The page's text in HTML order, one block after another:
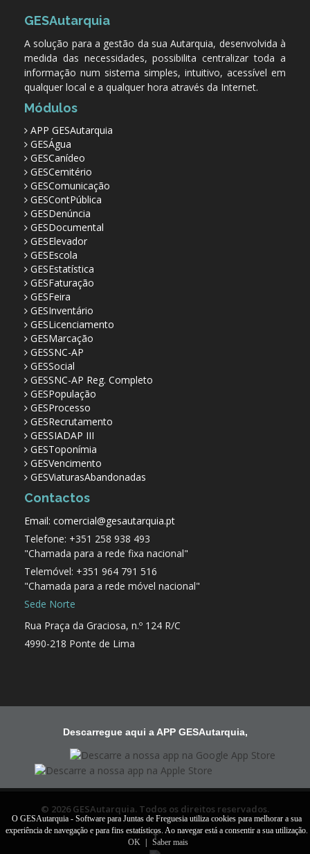
GESAutarquia
A solução para a gestão da sua Autarquia, desenvolvida à
medida das necessidades, possibilita centralizar toda a
informação num sistema simples, intuitivo, acessível em
qualquer local e a qualquer hora através da Internet.
Módulos
APP GESAutarquia
GESÁgua
GESCanídeo
GESCemitério
GESComunicação
GESContPública
GESDenúncia
GESDocumental
GESElevador
GESEscola
GESEstatística
GESFaturação
GESFeira
GESInventário
GESLicenciamento
GESMarcação
GESSNC-AP
GESSocial
GESSNC-AP Reg. Completo
GESPopulação
GESProcesso
GESRecrutamento
GESSIADAP III
GESToponímia
GESVencimento
GESViaturasAbandonadas
Contactos
Email: comercial@gesautarquia.pt
Telefone: +351 258 938 493
"Chamada para a rede fixa nacional"
Telemóvel: +351 964 791 516
"Chamada para a rede móvel nacional"
Sede Norte
Rua Praça da Graciosa, n.º 124 R/C
4990-218 Ponte de Lima
Descarregue aqui a APP GESAutarquia,
© 2026 GESAutarquia. Todos os direitos reservados.
O GESAutarquia - Software para Juntas de Freguesia utiliza cookies para melhorar a sua
experiência de navegação e para fins estatísticos. Ao navegar está a consentir a sua utilização.
OK
Saber mais